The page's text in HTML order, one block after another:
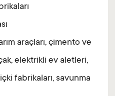
araçları, çimento ve
elektrikli ev aletleri,
fabrikaları, savunma